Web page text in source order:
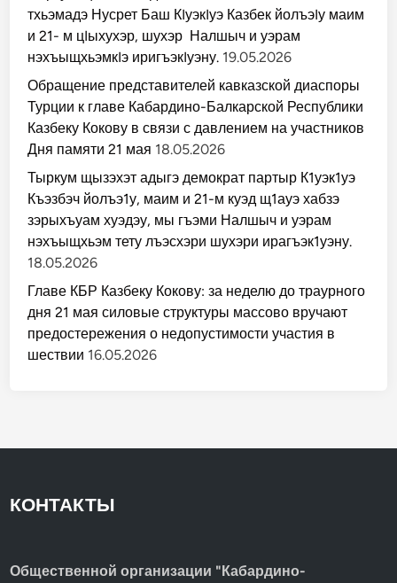
тхьэмадэ Нусрет Баш КIуэкIуэ Казбек йолъэIу маим
и 21- м цIыхухэр, шухэр Налшыч и уэрам
нэхъыщхьэмкIэ иригъэкIуэну. 19.05.2026
Обращение представителей кавказской диаспоры
Турции к главе Кабардино-Балкарской Республики
Казбеку Кокову в связи с давлением на участников
Дня памяти 21 мая 18.05.2026
Тыркум щызэхэт адыгэ демократ партыр К1уэк1уэ
Къэзбэч йолъэ1у, маим и 21-м куэд щ1ауэ хабзэ
зэрыхъуам хуэдэу, мы гъэми Налшыч и уэрам
нэхъыщхьэм тету лъэсхэри шухэри ирагъэк1уэну.
18.05.2026
Главе КБР Казбеку Кокову: за неделю до траурного
дня 21 мая силовые структуры массово вручают
предостережения о недопустимости участия в
шествии 16.05.2026
КОНТАКТЫ
Общественной организации "Кабардино-